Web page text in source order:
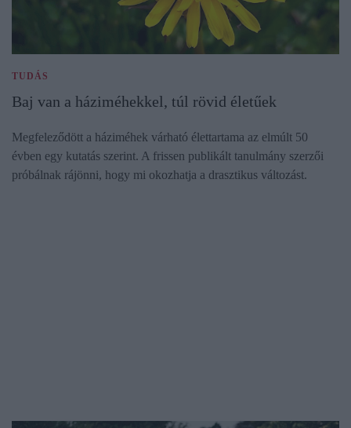
TUDÁS
Baj van a háziméhekkel, túl rövid életűek
Megfeleződött a háziméhek várható élettartama az elmúlt 50
évben egy kutatás szerint. A frissen publikált tanulmány szerzői
próbálnak rájönni, hogy mi okozhatja a drasztikus változást.